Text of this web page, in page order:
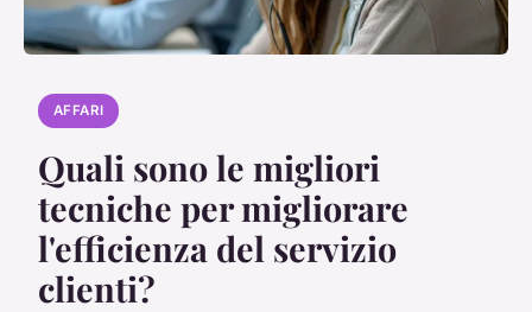
AFFARI
Quali sono le migliori
tecniche per migliorare
l'efficienza del servizio
clienti?